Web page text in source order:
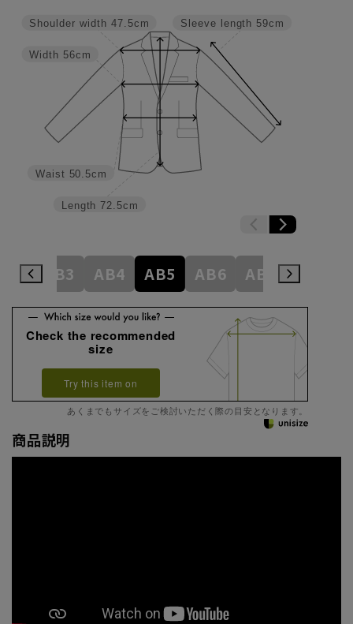
Sleeve length 59cm
Length 72.5cm
Waist 50.5cm
Width 56cm
Shoulder width 47.5cm
A8 AB3 AB4 AB5 AB6 AB7 AB8
Check the recommended
size
Try this item on
あくまでもサイズをご検討いただく際の目安となります。
商品説明